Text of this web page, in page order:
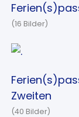
(16 Bilder)
Zweiten
(40 Bilder)